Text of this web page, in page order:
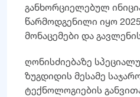
განხორციელებულ
წარმოდგენილი იყო
მონაცემები და
ღონისძიებაზე
ზუგდიდის მესამე
ტექნოლოგიების